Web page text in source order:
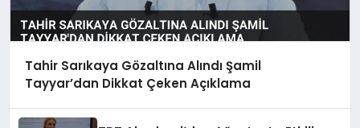
Tahir Sarıkaya Gözaltına Alındı Şamil
Tayyar’dan Dikkat Çeken Açıklama